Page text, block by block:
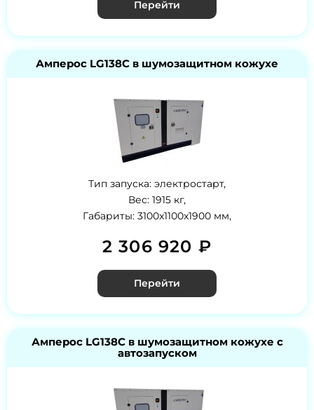
Перейти
Амперос LG138C в шумозащитном кожухе
Тип запуска: электростарт,
Вес: 1915 кг,
Габариты: 3100x1100x1900 мм,
2 306 920 ₽
Перейти
Амперос LG138C в шумозащитном кожухе с
автозапуском